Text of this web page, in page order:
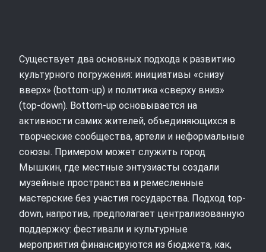
Существует два основных подхода к развитию
культурного погружения: инициативы «снизу
вверх» (bottom-up) и политика «сверху вниз»
(top-down). Bottom-up основывается на
активности самих жителей, объединяющихся в
творческие сообщества, артели и неформальные
союзы. Примером может служить город
Мышкин, где местные энтузиасты создали
музейные пространства и ремесленные
мастерские без участия государства. Подход top-
down, напротив, предполагает централизованную
поддержку: фестивали и культурные
мероприятия финансируются из бюджета, как,